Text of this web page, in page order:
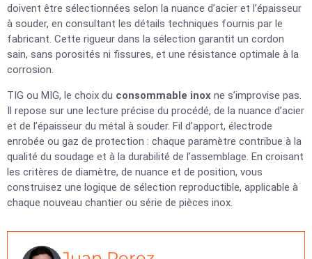
doivent être sélectionnées selon la nuance d’acier et l’épaisseur
à souder, en consultant les détails techniques fournis par le
fabricant. Cette rigueur dans la sélection garantit un cordon
sain, sans porosités ni fissures, et une résistance optimale à la
corrosion.
TIG ou MIG, le choix du consommable inox ne s’improvise pas.
Il repose sur une lecture précise du procédé, de la nuance d’acier
et de l’épaisseur du métal à souder. Fil d’apport, électrode
enrobée ou gaz de protection : chaque paramètre contribue à la
qualité du soudage et à la durabilité de l’assemblage. En croisant
les critères de diamètre, de nuance et de position, vous
construisez une logique de sélection reproductible, applicable à
chaque nouveau chantier ou série de pièces inox.